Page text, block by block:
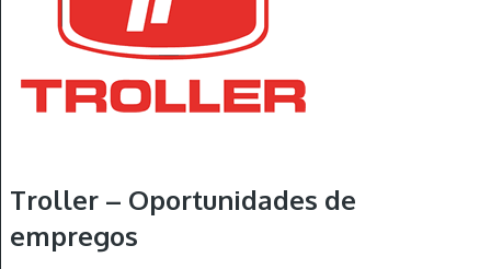
Troller – Oportunidades de
empregos